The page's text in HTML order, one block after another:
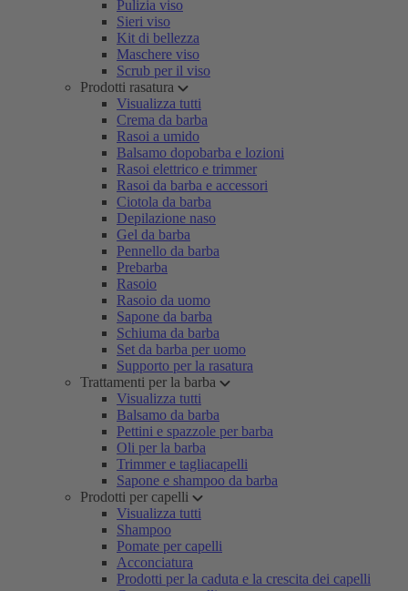
Pulizia viso
Sieri viso
Kit di bellezza
Maschere viso
Scrub per il viso
Prodotti rasatura
Visualizza tutti
Crema da barba
Rasoi a umido
Balsamo dopobarba e lozioni
Rasoi elettrico e trimmer
Rasoi da barba e accessori
Ciotola da barba
Depilazione naso
Gel da barba
Pennello da barba
Prebarba
Rasoio
Rasoio da uomo
Sapone da barba
Schiuma da barba
Set da barba per uomo
Supporto per la rasatura
Trattamenti per la barba
Visualizza tutti
Balsamo da barba
Pettini e spazzole per barba
Oli per la barba
Trimmer e tagliacapelli
Sapone e shampoo da barba
Prodotti per capelli
Visualizza tutti
Shampoo
Pomate per capelli
Acconciatura
Prodotti per la caduta e la crescita dei capelli